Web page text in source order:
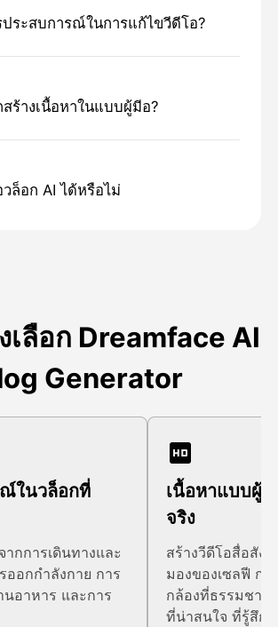
ระสบการณ์ในการแก้ไขวีดีโอ?
ร้างเนื้อหาในแบบผู้มีอ?
ล็อก AI ได้หรือไม่
เลือก Dreamface AI
Generator
ในวล็อกที่
ากการเดินทางและ
ออกกําลังกาย การ
อาหาร และการ
เนื้อหาแบบผู้
จริง
สร้างวีดีโอสื่อสัง
มองของเซลฟี กา
กล้องที่ธรรมชาติ
ที่น่าสนใจ ที่รู้สึก